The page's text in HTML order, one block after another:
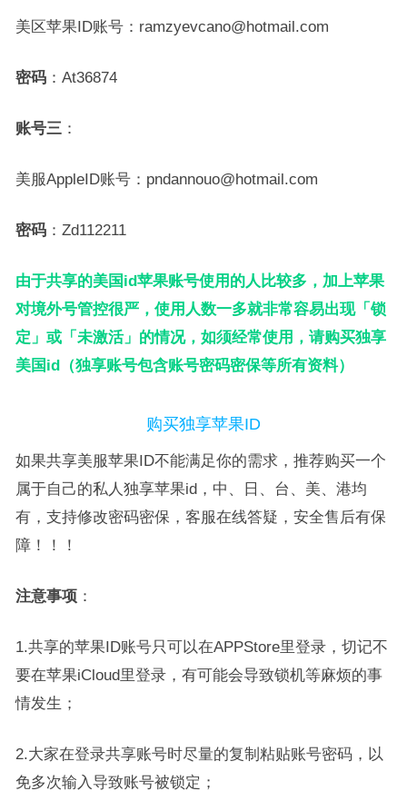
美区苹果ID账号：ramzyevcano@hotmail.com
密码：At36874
账号三 ：
美服AppleID账号：pndannouo@hotmail.com
密码：Zd112211
由于共享的美国id苹果账号使用的人比较多，加上苹果
对境外号管控很严，使用人数一多就非常容易出现「锁
定」或「未激活」的情况，如须经常使用，请购买独享
美国id（独享账号包含账号密码密保等所有资料）
购买独享苹果ID
如果共享美服苹果ID不能满足你的需求，推荐购买一个
属于自己的私人独享苹果id，中、日、台、美、港均
有，支持修改密码密保，客服在线答疑，安全售后有保
障！！！
注意事项：
1.共享的苹果ID账号只可以在APPStore里登录，切记不
要在苹果iCloud里登录，有可能会导致锁机等麻烦的事
情发生；
2.大家在登录共享账号时尽量的复制粘贴账号密码，以
免多次输入导致账号被锁定；